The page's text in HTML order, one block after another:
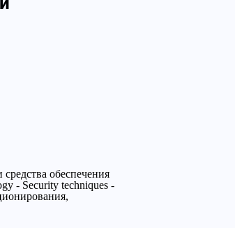
обеспечения
- Security techniques -